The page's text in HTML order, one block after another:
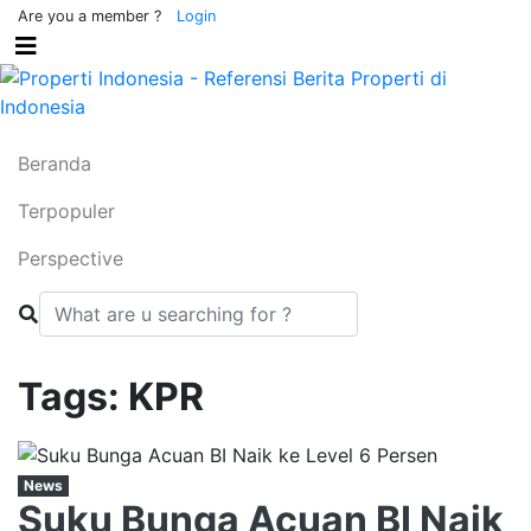
Are you a member ? Login
Beranda
Terpopuler(current)
Perspective(current)
Tags: KPR
News
Suku Bunga Acuan BI Naik